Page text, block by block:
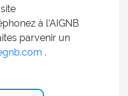
à l’AIGNB
parvenir un
.